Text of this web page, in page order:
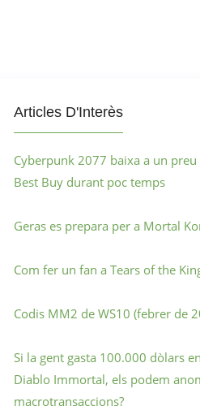
Articles D'Interès
Cyberpunk 2077 baixa a un
Best Buy durant poc temps
Geras es prepara per a Mortal
Com fer un fan a Tears of the
Codis MM2 de WS10 (febrer de
Si la gent gasta 100.000 dòlars
Diablo Immortal, els podem
macrotransaccions?